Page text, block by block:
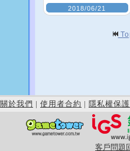
2018/06/21
關於我們 | 使用者合約 | 隱私權保護
客戶問題